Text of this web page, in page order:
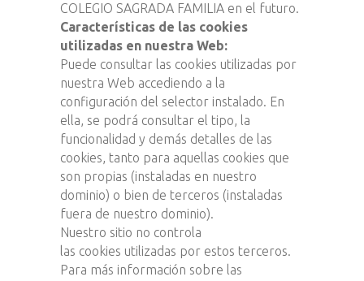
COLEGIO SAGRADA FAMILIA en el futuro.
Características de las cookies
utilizadas en nuestra Web:
Puede consultar las cookies utilizadas por
nuestra Web accediendo a la
configuración del selector instalado. En
ella, se podrá consultar el tipo, la
funcionalidad y demás detalles de las
cookies, tanto para aquellas cookies que
son propias (instaladas en nuestro
dominio) o bien de terceros (instaladas
fuera de nuestro dominio).
Nuestro sitio no controla
las cookies utilizadas por estos terceros.
Para más información sobre las